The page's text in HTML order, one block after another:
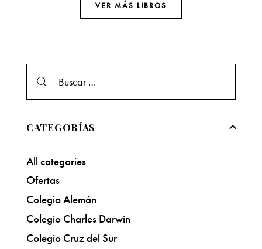
VER MÁS LIBROS
CATEGORÍAS
All categories
Ofertas
Colegio Alemán
Colegio Charles Darwin
Colegio Cruz del Sur